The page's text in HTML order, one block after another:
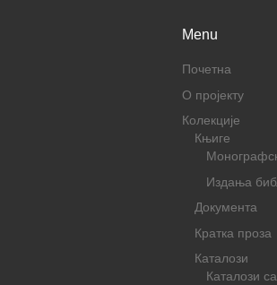
Menu
Почетна
О пројекту
Колекције
Књиге
Издања
Документа
Кратка проза
Каталози
Каталози